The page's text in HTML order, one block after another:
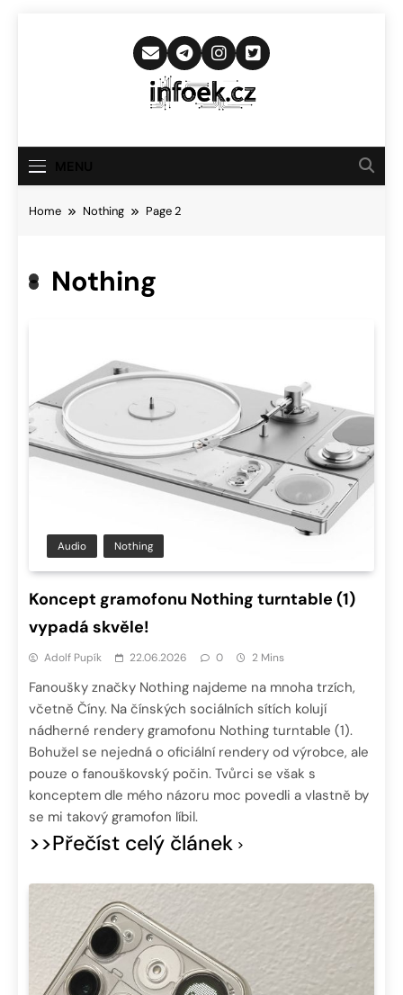
Infoek.cz
Novinkám
Home Nothing Page 2
Nothing
Audio Nothing
Koncept gramofonu Nothing turntable (1)
vypadá skvěle!
Adolf Pupík 22.06.2026 0 2 Mins
Fanoušky značky Nothing najdeme na mnoha trzích,
včetně Číny. Na čínských sociálních sítích kolují
nádherné rendery gramofonu Nothing turntable (1).
Bohužel se nejedná o oficiální rendery od výrobce, ale
pouze o fanouškovský počin. Tvůrci se však s
konceptem dle mého názoru moc povedli a vlastně by
se mi takový gramofon líbil.
>>Přečíst celý článek